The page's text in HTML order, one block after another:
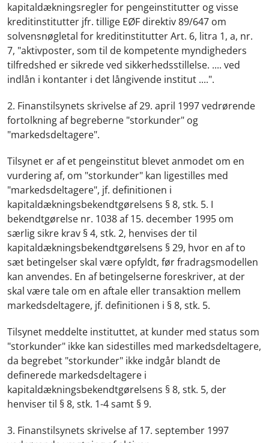
kapitaldækningsregler for pengeinstitutter og visse
kreditinstitutter jfr. tillige EØF direktiv 89/647 om
solvensnøgletal for kreditinstitutter Art. 6, litra 1, a, nr.
7, "aktivposter, som til de kompetente myndigheders
tilfredshed er sikrede ved sikkerhedsstillelse. .... ved
indlån i kontanter i det långivende institut ....".
2. Finanstilsynets skrivelse af 29. april 1997 vedrørende
fortolkning af begreberne "storkunder" og
"markedsdeltagere".
Tilsynet er af et pengeinstitut blevet anmodet om en
vurdering af, om "storkunder" kan ligestilles med
"markedsdeltagere", jf. definitionen i
kapitaldækningsbekendtgørelsens § 8, stk. 5. I
bekendtgørelse nr. 1038 af 15. december 1995 om
særlig sikre krav § 4, stk. 2, henvises der til
kapitaldækningsbekendtgørelsens § 29, hvor en af to
sæt betingelser skal være opfyldt, før fradragsmodellen
kan anvendes. En af betingelserne foreskriver, at der
skal være tale om en aftale eller transaktion mellem
markedsdeltagere, jf. definitionen i § 8, stk. 5.
Tilsynet meddelte instituttet, at kunder med status som
"storkunder" ikke kan sidestilles med markedsdeltagere,
da begrebet "storkunder" ikke indgår blandt de
definerede markedsdeltagere i
kapitaldækningsbekendtgørelsens § 8, stk. 5, der
henviser til § 8, stk. 1-4 samt § 9.
3. Finanstilsynets skrivelse af 17. september 1997